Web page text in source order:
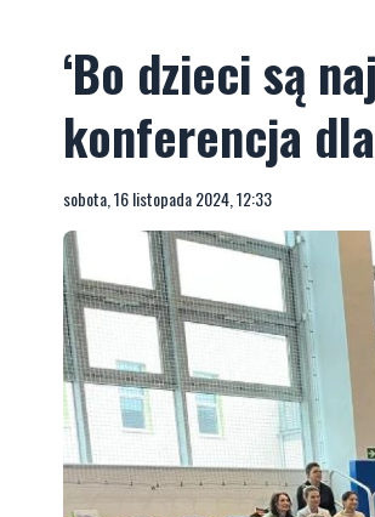
‘Bo dzieci są
konferencja
sobota, 16 listopada 2024, 12:33